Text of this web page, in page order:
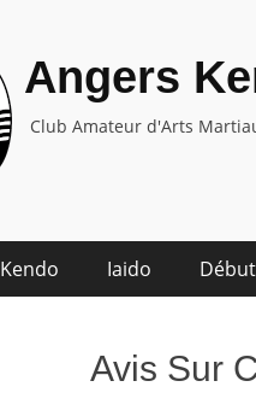
Angers
Club Amateur d'Arts
Kendo Iaido
Avis Sur